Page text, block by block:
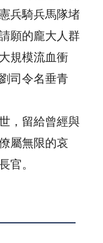
兵騎兵馬隊堵
願的龐大人群
規模流血衝
司令名垂青
，留給曾經與
屬無限的哀
官。